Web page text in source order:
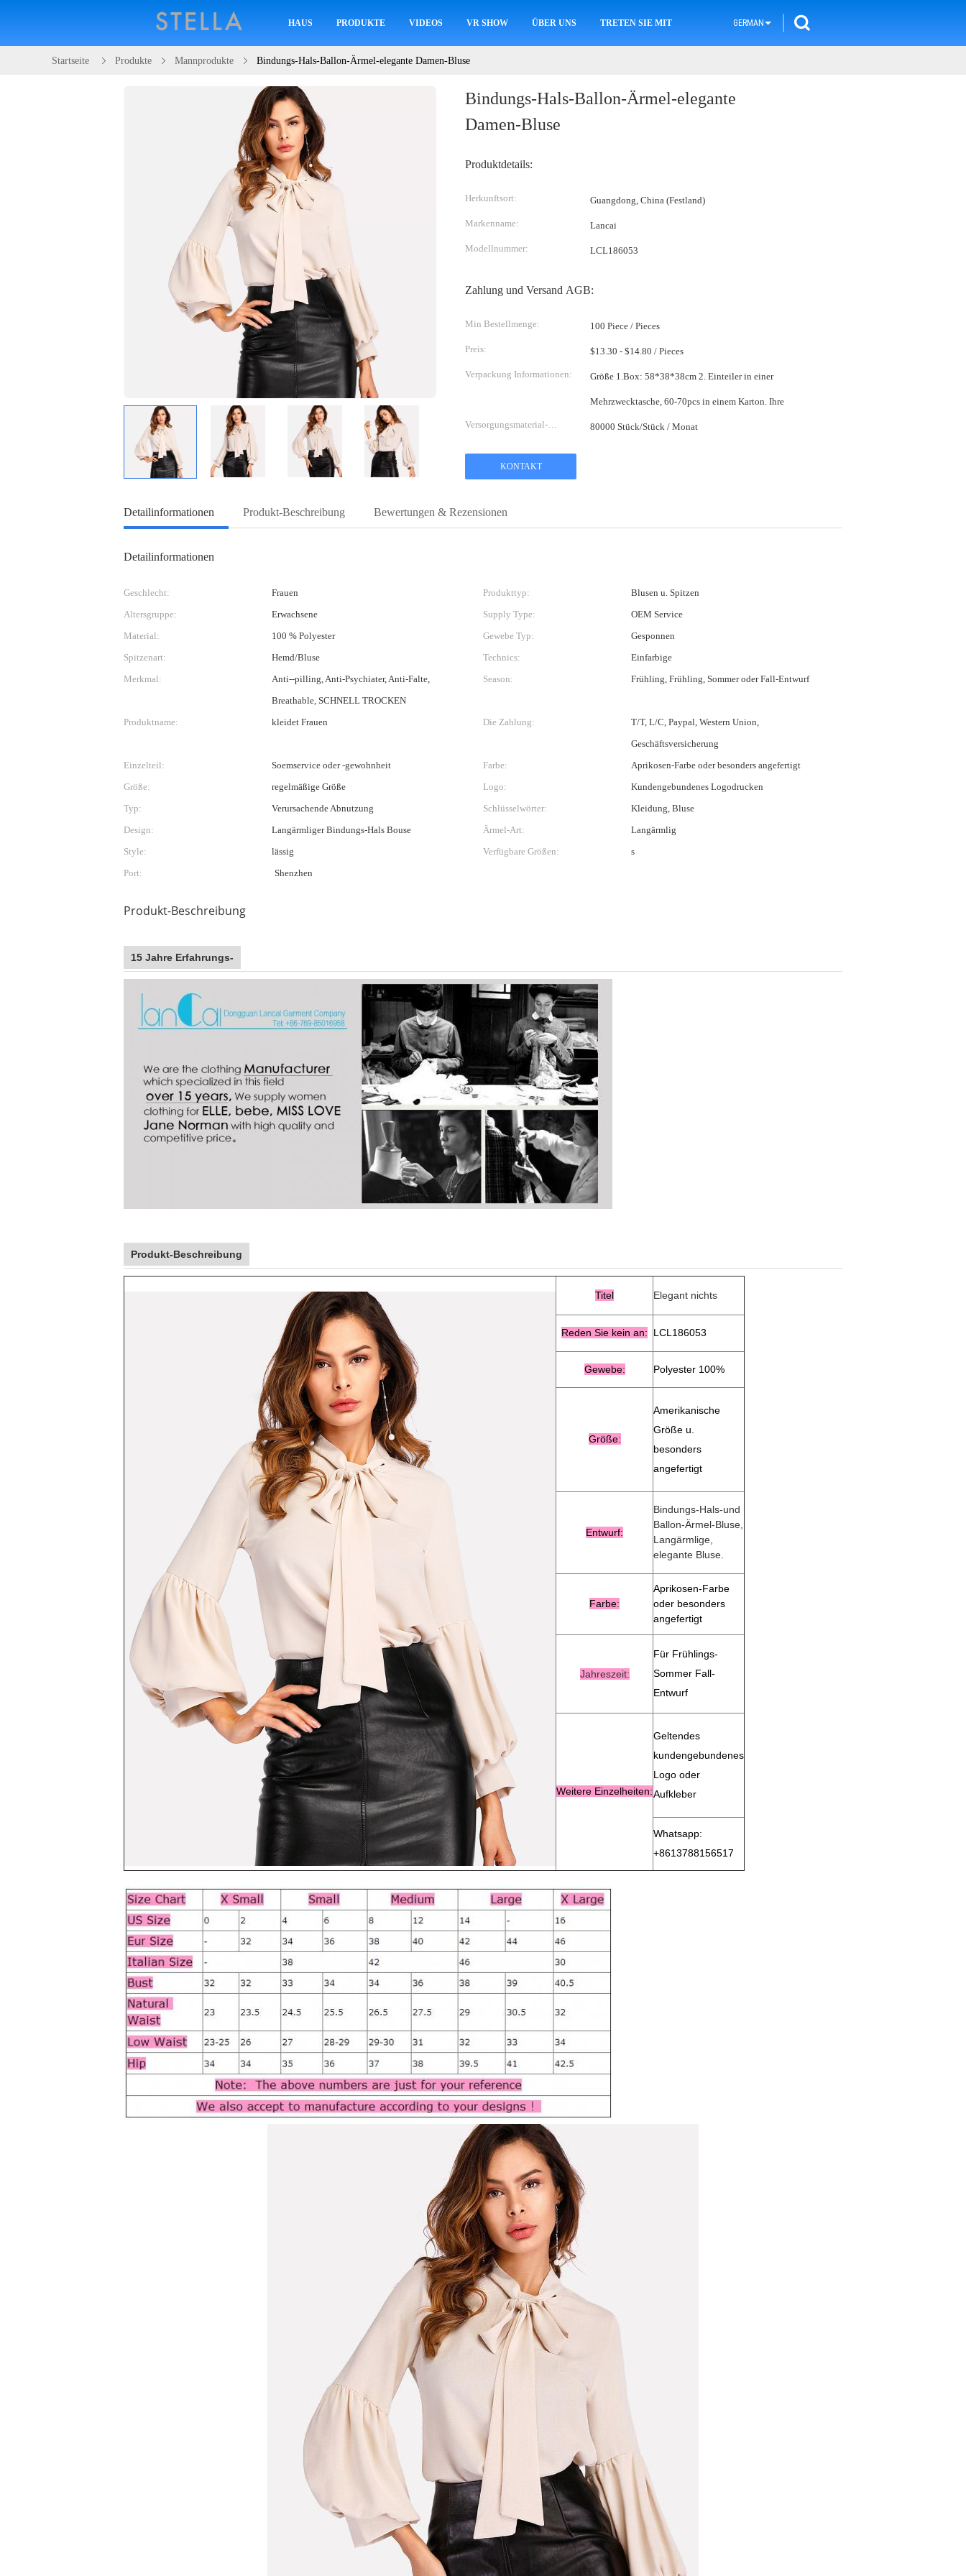
HAUS PRODUKTE VIDEOS VR SHOW ÜBER UNS TRETEN SIE MIT UNS IN VERBINDUNG
GERMAN
Startseite Produkte Mannprodukte Bindungs-Hals-Ballon-Ärmel-elegante Damen-Bluse
Bindungs-Hals-Ballon-Ärmel-elegante
Damen-Bluse
Produktdetails:
Herkunftsort: Guangdong, China (Festland)
Markenname: Lancai
Modellnummer: LCL186053
Zahlung und Versand AGB:
Min Bestellmenge: 100 Piece / Pieces
Preis: $13.30 - $14.80 / Pieces
Verpackung Informationen: Größe 1.Box: 58*38*38cm 2. Einteiler in einer
Mehrzwecktasche, 60-70pcs in einem Karton. Ihre
Versorgungsmaterial-
80000 Stück/Stück / Monat
KONTAKT
Detailinformationen Produkt-Beschreibung Bewertungen & Rezensionen
Detailinformationen
Geschlecht: Frauen Produkttyp:
Blusen u. Spitzen
Altersgruppe:
Erwachsene Supply Type:
OEM Service
Material:
100 % Polyester Gewebe Typ:
Gesponnen
Spitzenart:
Hemd/Bluse Technics:
Einfarbige
Merkmal:
Anti--pilling, Anti-Psychiater, Anti-Falte,
Breathable, SCHNELL TROCKEN
Season: Frühling, Frühling, Sommer oder Fall-Entwurf
Produktname: kleidet Frauen Die Zahlung:
T/T, L/C, Paypal, Western Union,
Geschäftsversicherung
Einzelteil:
Soemservice oder -gewohnheit Farbe:
Aprikosen-Farbe oder besonders angefertigt
Größe:
regelmäßige Größe Logo:
Kundengebundenes Logodrucken
Typ:
Verursachende Abnutzung Schlüsselwörter:
Kleidung, Bluse
Design:
Langärmliger Bindungs-Hals Bouse Ärmel-Art:
Langärmlig
Style:
lässig Verfügbare Größen:
s
Port:
Shenzhen
Produkt-Beschreibung
15 Jahre Erfahrungs-
Produkt-Beschreibung
Titel Elegant nichts
Reden Sie kein an: LCL186053
Gewebe: Polyester 100%
Größe:
Amerikanische
Größe u.
besonders
angefertigt
Entwurf:
Bindungs-Hals-und
Ballon-Ärmel-Bluse,
Langärmlige,
elegante Bluse.
Farbe:
Aprikosen-Farbe
oder besonders
angefertigt
Jahreszeit:
Für Frühlings-
Sommer Fall-
Entwurf
Weitere Einzelheiten:
Geltendes
kundengebundenes
Logo oder
Aufkleber
Whatsapp:
+8613788156517